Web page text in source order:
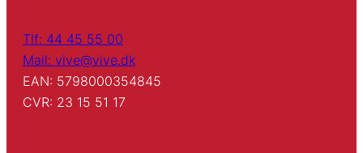
Tlf: 44 45 55 00
Mail: vive@vive.dk
EAN: 5798000354845
CVR: 23 15 51 17